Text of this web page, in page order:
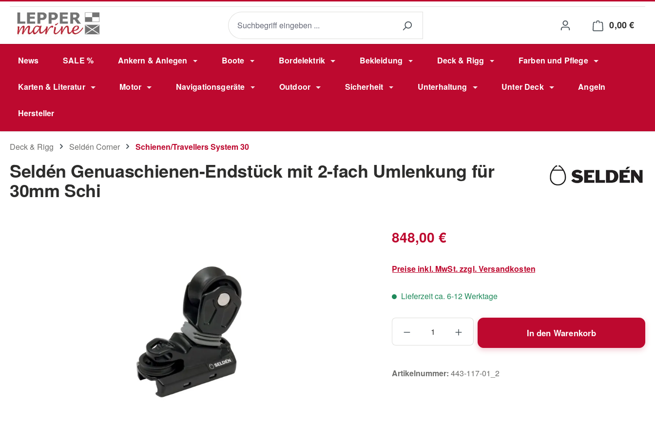
Hauptinhalt springen
Zur Suche springen
Zur Hauptnavigation springen
0,00 €
News SALE % Ankern & Anlegen Boote Bordelektrik Bekleidung Deck & Rigg Farben und Pflege
Karten & Literatur Motor Navigationsgeräte Outdoor Sicherheit Unterhaltung Unter Deck Angeln
Hersteller
Deck & Rigg Seldén Corner Schienen/Travellers System 30
Seldén Genuaschienen-Endstück mit 2-fach Umlenkung für
30mm Schi
Regulärer Preis:
848,00 €
Preise inkl. MwSt. zzgl. Versandkosten
Lieferzeit ca. 6-12 Werktage
Produkt Anzahl: Gib den gewünschten Wert
In den Warenkorb
Artikelnummer: 443-117-01_2